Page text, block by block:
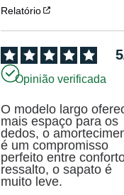
Relatório
5
Opinião verificada
O modelo largo
mais espaço para os
dedos, o
é um compromisso
perfeito entre
ressalto, o sapato é
muito leve.